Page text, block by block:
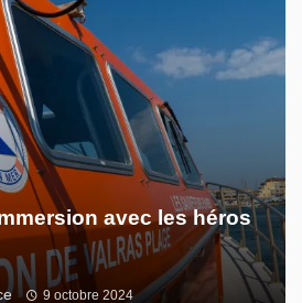
avec les héros
9 octobre 2024